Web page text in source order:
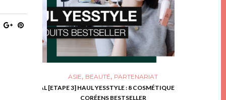
ASIE,BEAUTÉ,PARTENARIAT
[ETAPE 3] HAUL YESSTYLE : 8 COSMÉTIQUES
CORÉENS BESTSELLER